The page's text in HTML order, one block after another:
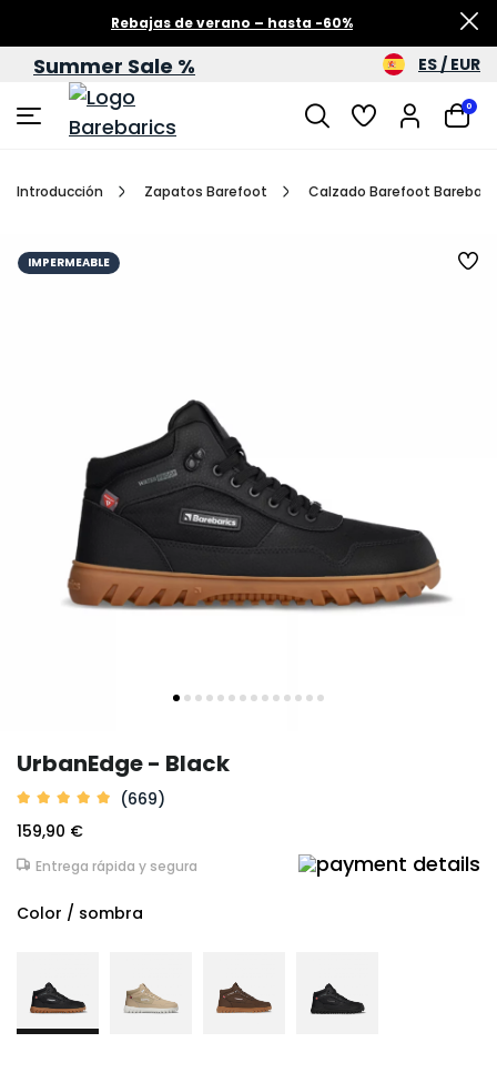
Rebajas de verano – hasta -60%
Summer Sale % ES / EUR
0
Introducción Zapatos Barefoot Calzado Barefoot
IMPERMEABLE
UrbanEdge - Black
(669)
159,90 €
Entrega rápida y segura
Color / sombra